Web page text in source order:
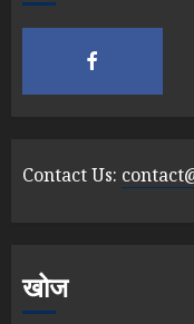
Contact Us:
खोज